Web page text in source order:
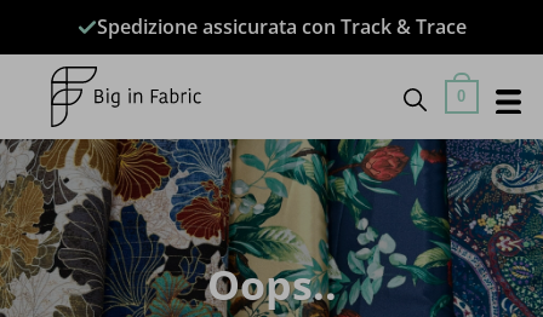
contenuti
Spedizione assicurata con Track & Trace
0
Oops..